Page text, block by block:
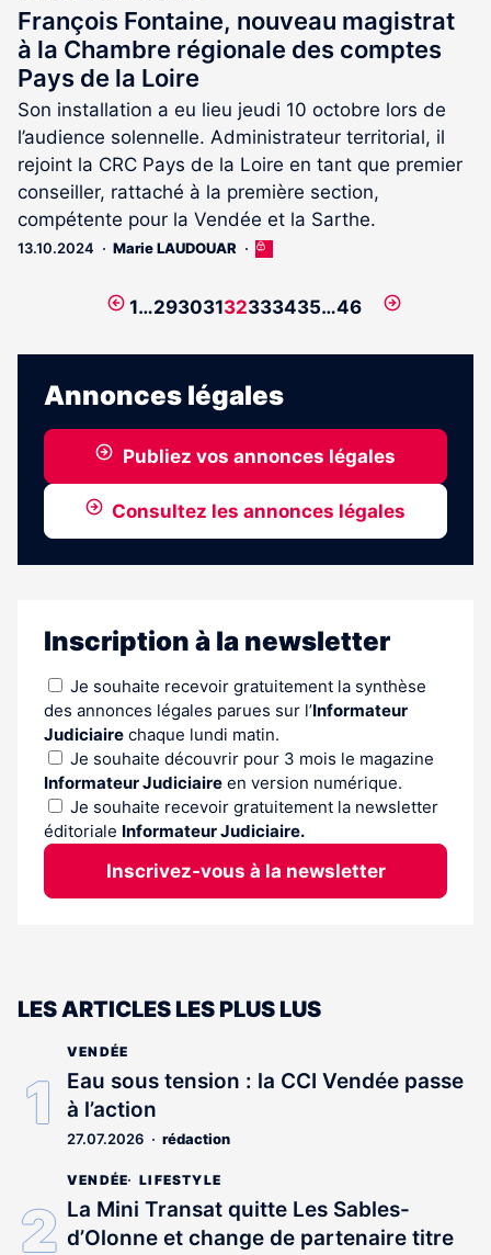
François Fontaine, nouveau magistrat
à la Chambre régionale des comptes
Pays de la Loire
Son installation a eu lieu jeudi 10 octobre lors de
l’audience solennelle. Administrateur territorial, il
rejoint la CRC Pays de la Loire en tant que premier
conseiller, rattaché à la première section,
compétente pour la Vendée et la Sarthe.
13.10.2024 Marie LAUDOUAR
Cet
réservé
abonnés
Page
1…29303132333435…46
Page
Annonces légales
Publiez vos annonces légales
Consultez les annonces légales
Inscription à la newsletter
Je souhaite recevoir gratuitement la synthèse
des annonces légales parues sur l’Informateur
Judiciaire chaque lundi matin.
Je souhaite découvrir pour 3 mois le magazine
Informateur Judiciaire en version numérique.
Je souhaite recevoir gratuitement la newsletter
éditoriale Informateur Judiciaire.
Inscrivez-vous à la newsletter
LES ARTICLES LES PLUS LUS
VENDÉE
Eau sous tension : la CCI Vendée passe
à l’action
27.07.2026 rédaction
VENDÉE LIFESTYLE
La Mini Transat quitte Les Sables-
d’Olonne et change de partenaire titre